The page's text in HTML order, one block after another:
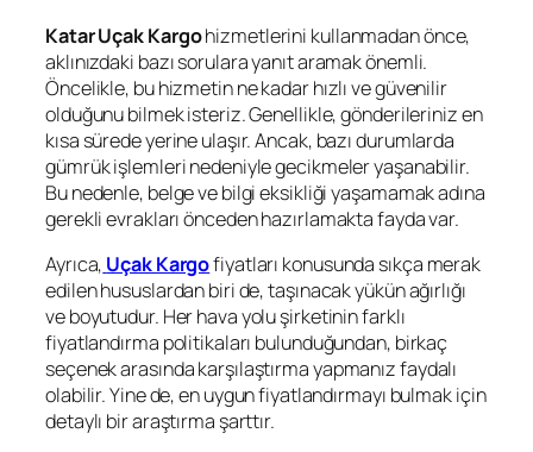
KatarUçak Kargohizmetlerini kullanmadan önce,
aklınızdaki bazı sorulara yanıt aramak önemli.
Öncelikle, bu hizmetin ne kadar hızlı ve güvenilir
olduğunu bilmek isteriz. Genellikle, gönderileriniz en
kısa sürede yerine ulaşır. Ancak, bazı durumlarda
gümrük işlemleri nedeniyle gecikmeler yaşanabilir.
Bu nedenle, belge ve bilgi eksikliği yaşamamak adına
gerekli evrakları önceden hazırlamakta fayda var.
Ayrıca, Uçak Kargofiyatları konusunda sıkça merak
edilen hususlardan biri de, taşınacak yükün ağırlığı
ve boyutudur. Her hava yolu şirketinin farklı
fiyatlandırma politikaları bulunduğundan, birkaç
seçenek arasında karşılaştırma yapmanız faydalı
olabilir. Yine de, en uygun fiyatlandırmayı bulmak için
detaylı bir araştırma şarttır.